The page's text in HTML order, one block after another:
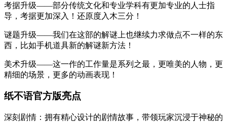
考据升级——部分传统文化和专业学科有更加专业的人士指
导，考据更加深入！还原度入木三分！
谜题升级——我们在这部的解谜上也继续力求做点不一样的东
西，比如手机道具新的解谜新方法！
美术升级——这一作的工作量是系列之最，更唯美的人物，更
精细的场景，更多的动画表现！
纸不语官方版亮点
深刻剧情：拥有精心设计的剧情故事，带领玩家沉浸于神秘的